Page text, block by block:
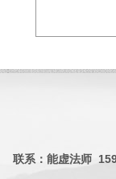
联系：能虚法师